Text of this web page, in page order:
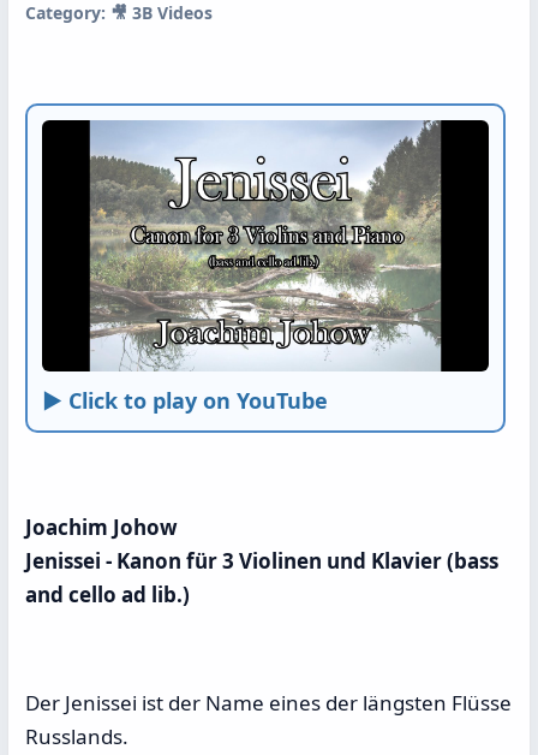
Category: 🎥 3B Videos
► Click to play on YouTube
Joachim Johow
Jenissei - Kanon für 3 Violinen und Klavier (bass
and cello ad lib.)
Der Jenissei ist der Name eines der längsten Flüsse
Russlands.